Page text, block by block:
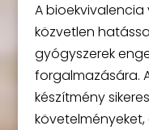
A
közvetlen
gyógyszerek
forgalmazására.
készítmény